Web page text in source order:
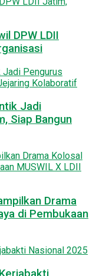
DPW LDII
Jadi
Siap Bangun
Drama
di Pembukaan